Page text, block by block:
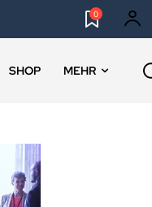
0
SHOP MEHR